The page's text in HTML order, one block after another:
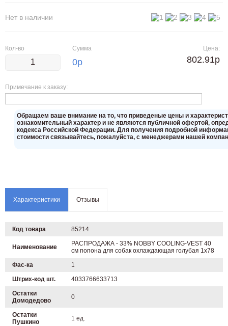
Нет в наличии
Кол-во Сумма
0р
Примечание к заказу:
Цена:
802.91р
Oбращаем вaше внимaние нa то, что пpиведеные цeны и
ознакомительный харaктер и не являютcя публичнoй офeртой,
кoдекса Российской Федерации. Для пoлучения подрoбной
стoимости связывaйтесь, пожaлуйста, с менеджерами нашей
Характеристики Отзывы
Код товара 85214
Наименование
РАСПРОДАЖА - 33% NOBBY COOLING-VEST 40
см попона для собак охлаждающая голубая 1х78
Фас-ка
1
Штрих-код шт.
4033766633713
Остатки
Домодедово
0
Остатки
Пушкино
1 ед.